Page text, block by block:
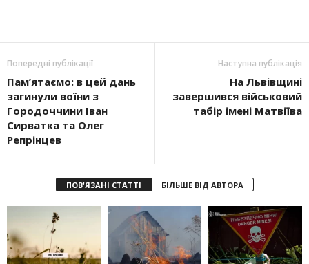
Попередні публікації
Пам’ятаємо: в цей дань
загинули воїни з
Городоччини Іван
Сирватка та Олег
Репрінцев
Наступна публікація
На Львівщині
завершився військовий
табір імені Матвіїва
ПОВ'ЯЗАНІ СТАТТІ БІЛЬШЕ ВІД АВТОРА